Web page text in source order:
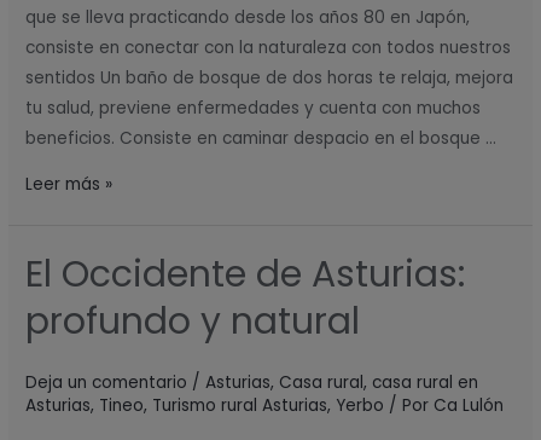
que se lleva practicando desde los años 80 en Japón,
consiste en conectar con la naturaleza con todos nuestros
sentidos Un baño de bosque de dos horas te relaja, mejora
tu salud, previene enfermedades y cuenta con muchos
beneficios. Consiste en caminar despacio en el bosque …
Leer más »
El Occidente de Asturias:
profundo y natural
Deja un comentario /Asturias, Casa rural, casa rural en
Asturias, Tineo, Turismo rural Asturias, Yerbo / Por Ca Lulón
El
de
profundo
y